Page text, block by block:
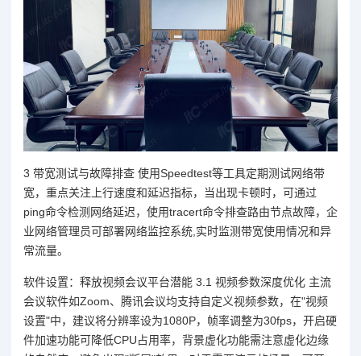
3 带宽测试与故障排查 使用Speedtest等工具定期测试网络带
宽，重点关注上行速度和延迟指标，当出现卡顿时，可通过
ping命令检测网络延迟，使用tracert命令排查路由节点故障，企
业网络管理员可部署网络监控系统,实时监测带宽使用情况和异
常流量。
软件设置：释放视频会议平台潜能 3.1 视频参数深度优化 主流
会议软件如Zoom、腾讯会议均支持自定义视频参数，在"视频
设置"中，建议将分辨率设为1080P，帧率调整为30fps，开启硬
件加速功能可降低CPU占用率，背景虚化功能需注意虚化边缘